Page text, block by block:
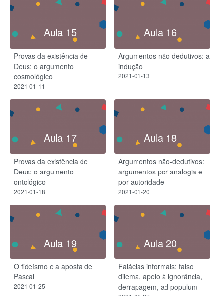
Aula 15
Provas da existência de
Deus: o argumento
cosmológico
2021-01-11
Aula 16
Argumentos não dedutivos: a
indução
2021-01-13
Aula 17
Provas da existência de
Deus: o argumento
ontológico
2021-01-18
Aula 18
Argumentos não-dedutivos:
argumentos por analogia e
por autoridade
2021-01-20
Aula 19
O fideísmo e a aposta de
Pascal
2021-01-25
Aula 20
Falácias informais: falso
dilema, apelo à ignorância,
derrapagem, ad populum